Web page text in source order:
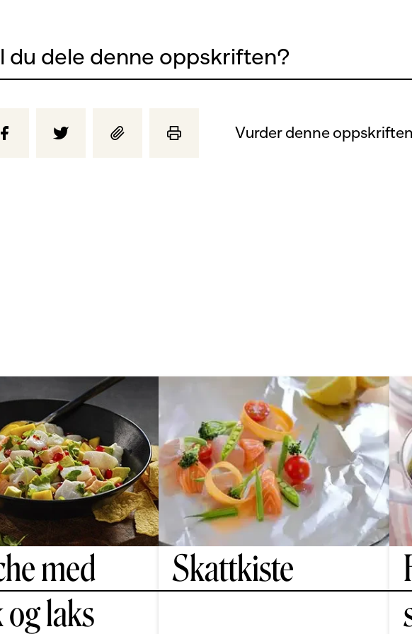
du dele denne oppskriften?
Vurder denne oppskriften
med
laks
Skattkiste